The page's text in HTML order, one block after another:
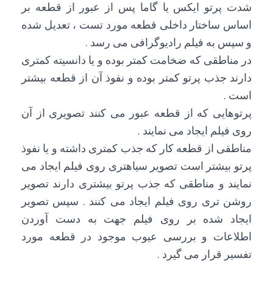
شدت پرتو ایکس یا گاما پس از عبور از قطعه بر
اساس ساختار داخلی قطعه مورد تست ، تعدیل شده
و سپس به فیلم رادیوگرافی می رسد .
در مناطقی که ضخامت کمتر بوده و یا دانسیته کمتری
دارند جذب پرتو کمتر بوده و نفوذ آن از قطعه بیشتر
است .
پرتوهایی که از قطعه عبور می کنند تصویری از آن
روی فیلم ایجاد می نمایند .
مناطقی از قطعه کار که جذب کمتری داشته و یا نفوذ
پرتو بیشتر است تصویر سیاهتری روی فیلم ایجاد می
نمایند و مناطقی که جذب پرتو بیشتری دارند تصویر
روشن تری روی فیلم ایجاد می کنند . سپس تصویر
ایجاد شده بر روی فیلم جهت به دست آوردن
اطلاعات و بررسی عیوب موجود در قطعه مورد
تفسیر قرار می گیرد .